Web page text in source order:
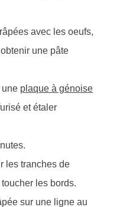
avec les oeufs,
une pâte
une plaque à génoise
et étaler
les tranches de
les bords.
sur une ligne au